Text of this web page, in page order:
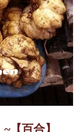
~【百合】